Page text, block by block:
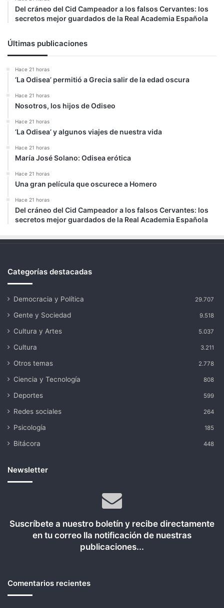
Del cráneo del Cid Campeador a los falsos Cervantes: los
secretos mejor guardados de la Real Academia Española
Últimas publicaciones
Hace 21 horas
‘La Odisea’ permitió a Grecia salir de la edad oscura
Hace 21 horas
Nosotros, los hijos de Odiseo
Hace 21 horas
‘La Odisea’ y algunos viajes de nuestra vida
Hace 21 horas
María José Solano: Odisea erótica
Hace 21 horas
Una gran película que oscurece a Homero
Hace 21 horas
Del cráneo del Cid Campeador a los falsos Cervantes: los
secretos mejor guardados de la Real Academia Española
Categorías destacadas
Democracia y Política 29.707
Gente y Sociedad 9.518
Cultura y Artes 5.037
Cultura 3.211
Otros temas 2.778
Ciencia y Tecnología 808
Deportes 599
Redes sociales 264
Psicología 185
Bitácora 448
Newsletter
Suscríbete a nuestro boletín y recibe directamente
en tu correo lla notificación de nuestras
publicaciones...
Comentarios recientes